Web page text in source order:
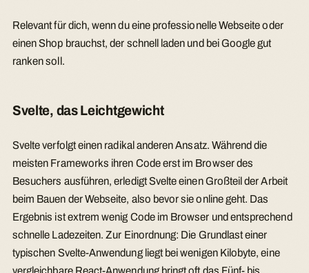
Relevant für dich, wenn du eine professionelle Webseite oder
einen Shop brauchst, der schnell laden und bei Google gut
ranken soll.
Svelte, das Leichtgewicht
Svelte verfolgt einen radikal anderen Ansatz. Während die
meisten Frameworks ihren Code erst im Browser des
Besuchers ausführen, erledigt Svelte einen Großteil der Arbeit
beim Bauen der Webseite, also bevor sie online geht. Das
Ergebnis ist extrem wenig Code im Browser und entsprechend
schnelle Ladezeiten. Zur Einordnung: Die Grundlast einer
typischen Svelte-Anwendung liegt bei wenigen Kilobyte, eine
vergleichbare React-Anwendung bringt oft das Fünf- bis